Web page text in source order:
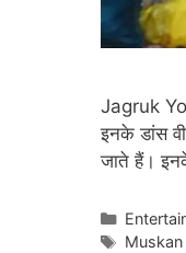
Jagruk
इनके डांस
जाते हैं।
Tags